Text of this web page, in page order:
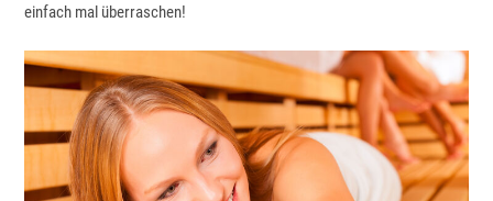
einfach mal überraschen!